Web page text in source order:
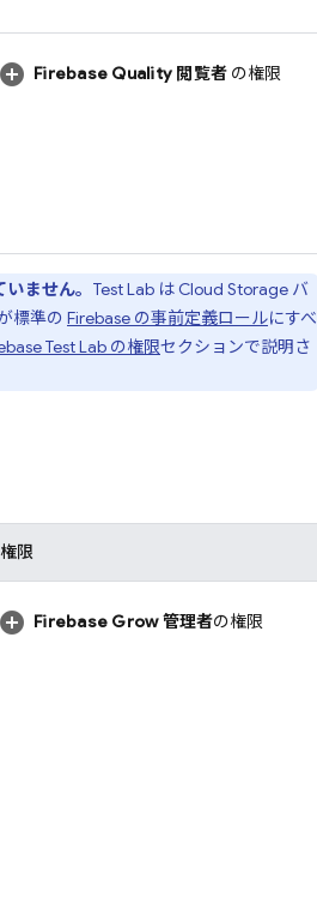
Firebase Quality 閲覧者 の権限
ません。 Test Labは Cloud Storageバ
標準の Firebase の事前定義ロールにすべ
Test Lab の権限セクションで説明さ
権限
Firebase Grow 管理者の権限